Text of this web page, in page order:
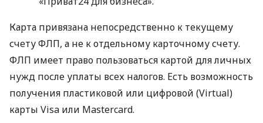
Карта привязана непосредственно к текущему
счету ФЛП, а не к отдельному карточному счету.
ФЛП имеет право пользоваться картой для личных
нужд после уплаты всех налогов. Есть возможность
получения пластиковой или цифровой (Virtual)
карты Visa или Mastercard.